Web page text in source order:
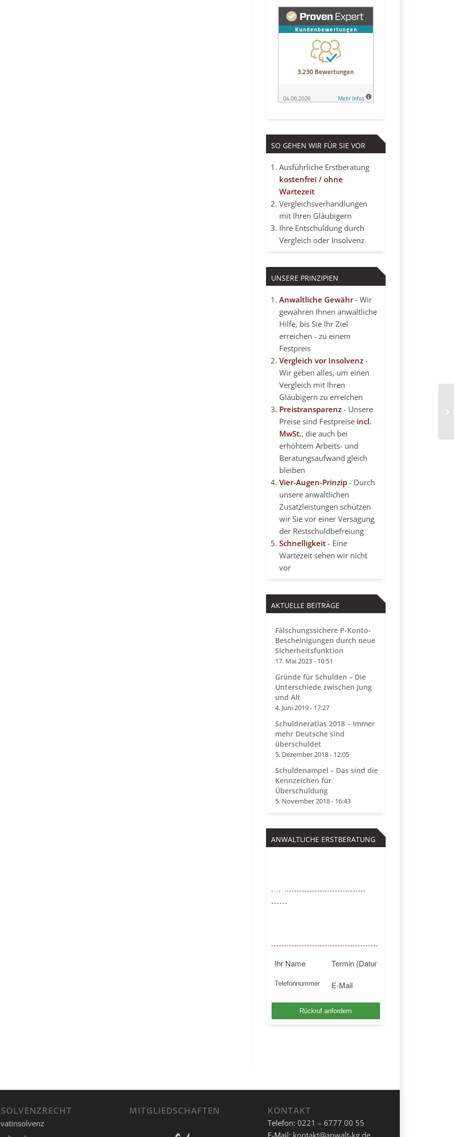
SO GEHEN WIR FÜR SIE VOR
Ausführliche Erstberatung
kostenfrei / ohne
Wartezeit
Vergleichsverhandlungen
mit Ihren Gläubigern
Ihre Entschuldung durch
Vergleich oder Insolvenz
UNSERE PRINZIPIEN
Anwaltliche Gewähr- Wir
gewähren Ihnen anwaltliche
Hilfe, bis Sie Ihr Ziel
erreichen - zu einem
Festpreis
Vergleich vor Insolvenz-
Wir geben alles, um einen
Vergleich mit Ihren
Gläubigern zu erreichen
Preistransparenz- Unsere
Preise sind Festpreise incl.
MwSt., die auch bei
erhöhtem Arbeits- und
Beratungsaufwand gleich
bleiben
Vier-Augen-Prinzip- Durch
unsere anwaltlichen
Zusatzleistungen schützen
wir Sie vor einer Versagung
der Restschuldbefreiung
Schnelligkeit- Eine
Wartezeit sehen wir nicht
vor
AKTUELLE BEITRÄGE
Fälschungssichere P-Konto-
Bescheinigungen durch neue
Sicherheitsfunktion
17. Mai 2023 - 10:51
Gründe für Schulden – Die
Unterschiede zwischen Jung
und Alt
4. Juni 2019 - 17:27
Schuldneratlas 2018 – Immer
mehr Deutsche sind
überschuldet
5. Dezember 2018 - 12:05
Schuldenampel – Das sind die
Kennzeichen für
Überschuldung
5. November 2018 - 16:43
ANWALTLICHE ERSTBERATUNG
55
MITGLIEDSCHAFTEN KONTAKT
Telefon: 0221 – 6777 00 55
E-Mail: kontakt@anwalt-kg.de